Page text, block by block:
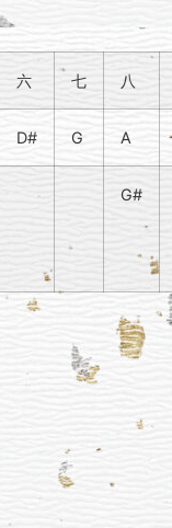
六 七 八
D# G A
G#